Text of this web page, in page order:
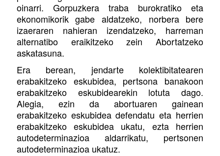
oinarri. Gorpuzkera traba burokratiko eta
ekonomikorik gabe aldatzeko, norbera bere
izaeraren nahieran izendatzeko, harreman
alternatibo eraikitzeko zein Abortatzeko
askatasuna.
Era berean, jendarte kolektibitatearen
erabakitzeko eskubidea, pertsona banakoon
erabakitzeko eskubidearekin lotuta dago.
Alegia, ezin da abortuaren gainean
erabakitzeko eskubidea defendatu eta herrien
erabakitzeko eskubidea ukatu, ezta herrien
autodeterminazioa aldarrikatu, pertsonen
autodeterminazioa ukatuz.